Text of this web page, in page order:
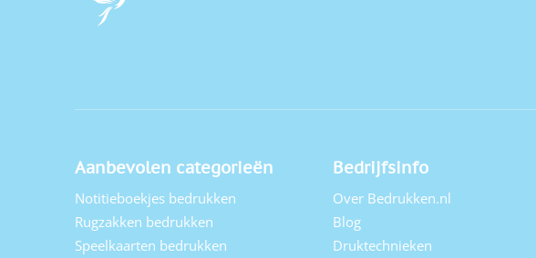
Aanbevolen categorieën
Notitieboekjes bedrukken
Rugzakken bedrukken
Speelkaarten bedrukken
Bedrijfsinfo
Over Bedrukken.nl
Blog
Druktechnieken